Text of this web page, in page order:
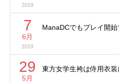
2019
7
6月
2019
ManaDCでもプレイ開始
29
5月
東方女学生袴は侍用衣装